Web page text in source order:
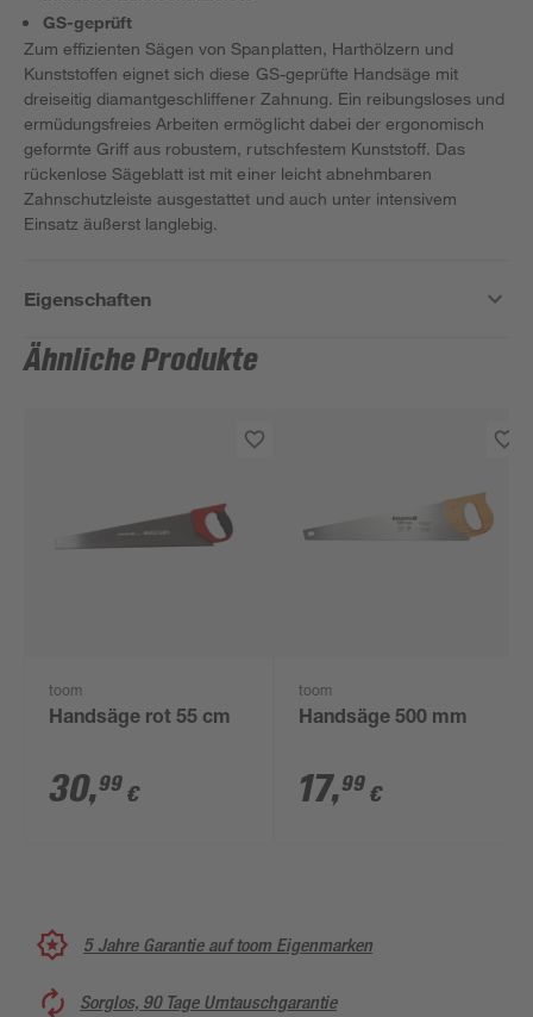
GS-geprüft
Zum effizienten Sägen von Spanplatten, Harthölzern und
Kunststoffen eignet sich diese GS-geprüfte Handsäge mit
dreiseitig diamantgeschliffener Zahnung. Ein reibungsloses und
ermüdungsfreies Arbeiten ermöglicht dabei der ergonomisch
geformte Griff aus robustem, rutschfestem Kunststoff. Das
rückenlose Sägeblatt ist mit einer leicht abnehmbaren
Zahnschutzleiste ausgestattet und auch unter intensivem
Einsatz äußerst langlebig.
Eigenschaften
Ähnliche Produkte
toom
Handsäge rot 55 cm
30,99 €
toom
Handsäge 500 mm
17,99 €
5 Jahre Garantie auf toom Eigenmarken
Sorglos, 90 Tage Umtauschgarantie